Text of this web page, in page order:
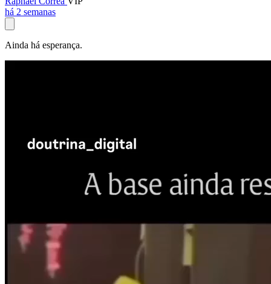
há 2 semanas
Ainda há esperança.